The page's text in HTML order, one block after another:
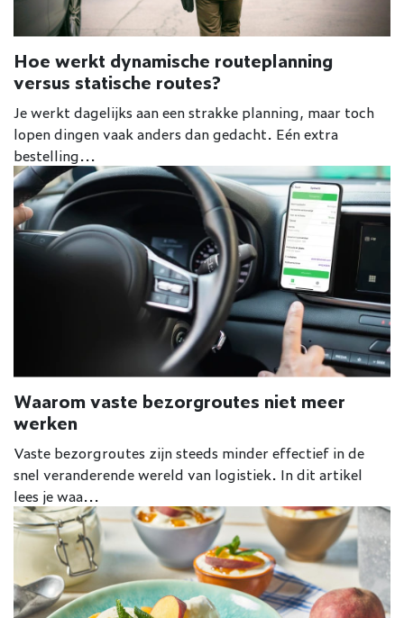
Hoe werkt dynamische routeplanning
versus statische routes?
Je werkt dagelijks aan een strakke planning, maar toch
lopen dingen vaak anders dan gedacht. Eén extra
bestelling...
Waarom vaste bezorgroutes niet meer
werken
Vaste bezorgroutes zijn steeds minder effectief in de
snel veranderende wereld van logistiek. In dit artikel
lees je waa...